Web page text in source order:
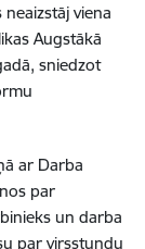
viena
Augstākā
sniedzot
ar Darba
par
un darba
par virsstundu